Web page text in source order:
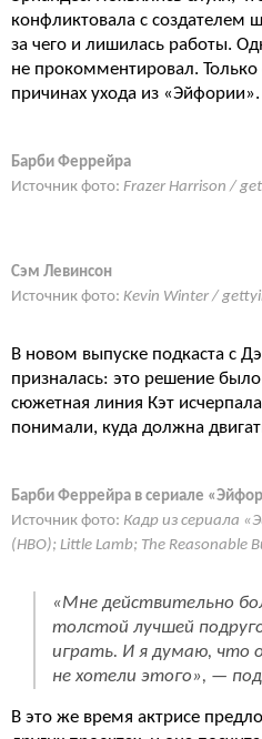
конфликтовала с
за чего и лишилась работы.
не прокомментировал. Только
причинах ухода из «Эйфории».
Барби Феррейра
Источник фото: Frazer Harrison /
Сэм Левинсон
Источник фото: Kevin Winter /
В новом выпуске подкаста с
призналась: это решение
сюжетная линия Кэт
понимали, куда должна
Барби Феррейра в сериале
Источник фото: Кадр из сериала
(HBO); Little Lamb; The Reasonable
«Мне действительно
толстой лучшей
играть. И я думаю, что
не хотели этого», —
В это же время актрисе